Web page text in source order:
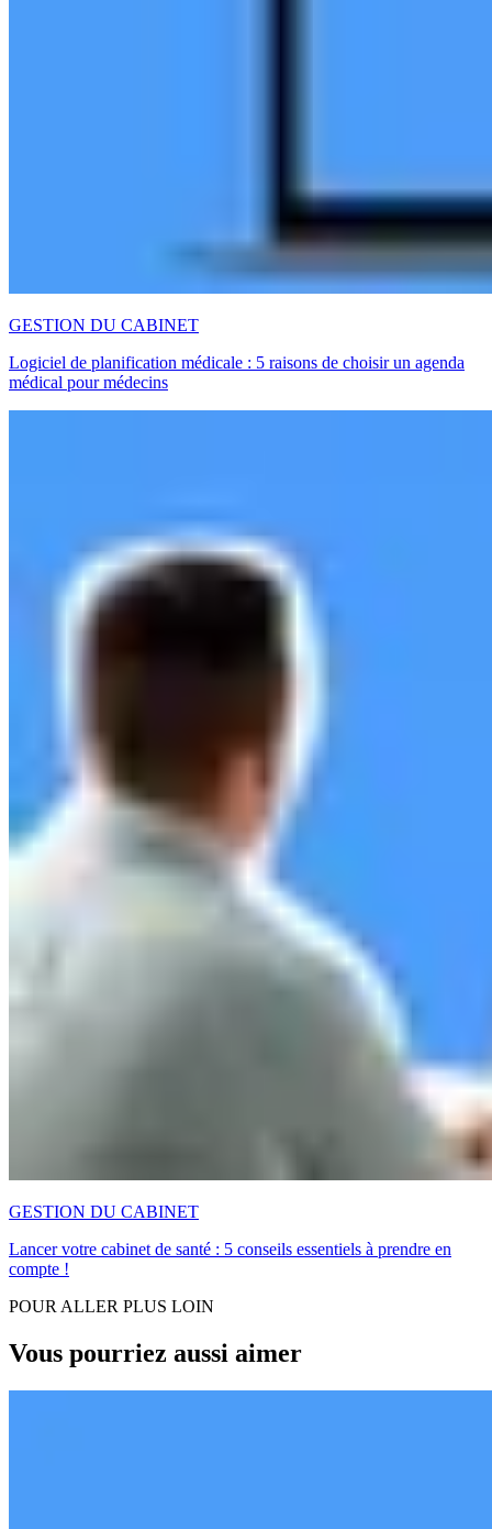
GESTION DU CABINET
Logiciel de planification médicale : 5 raisons de choisir un agenda
médical pour médecins
GESTION DU CABINET
Lancer votre cabinet de santé : 5 conseils essentiels à prendre en
compte !
POUR ALLER PLUS LOIN
Vous pourriez aussi aimer